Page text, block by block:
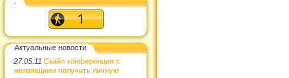
Актуальные новости
27.05.11 Скайп конференция с
желающими получить личную